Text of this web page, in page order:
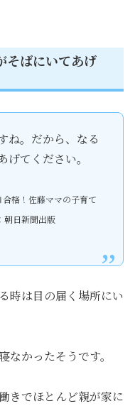
そばにいてあげ
ね。だから、なる
てください。
格！佐藤ママの子育て
日新聞出版
時は目の届く場所にい
かったそうです。
きでほとんど親が家に